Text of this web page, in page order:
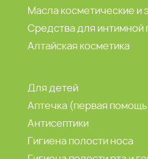
Масла косметические и
Средства для интимной
Алтайская косметика
Для детей
Аптечка (первая
Антисептики
Гигиена полости носа